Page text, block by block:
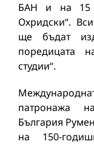
БАН и на 15
Охридски“.
ще бъдат
поредицата
студии“.
патронажа
България
на 150-